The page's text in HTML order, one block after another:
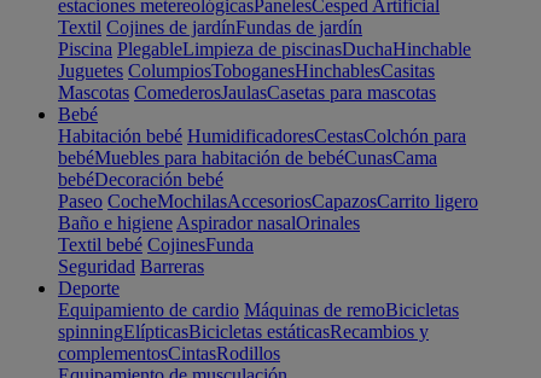
estaciones metereológicasPanelesCesped Artificial
Textil Cojines de jardínFundas de jardín
Piscina PlegableLimpieza de piscinasDuchaHinchable
Juguetes ColumpiosToboganesHinchablesCasitas
Mascotas ComederosJaulasCasetas para mascotas
Bebé
Habitación bebé HumidificadoresCestasColchón para
bebéMuebles para habitación de bebéCunasCama
bebéDecoración bebé
Paseo CocheMochilasAccesoriosCapazosCarrito ligero
Baño e higiene Aspirador nasalOrinales
Textil bebé CojinesFunda
Seguridad Barreras
Deporte
Equipamiento de cardio Máquinas de remoBicicletas
spinningElípticasBicicletas estáticasRecambios y
complementosCintasRodillos